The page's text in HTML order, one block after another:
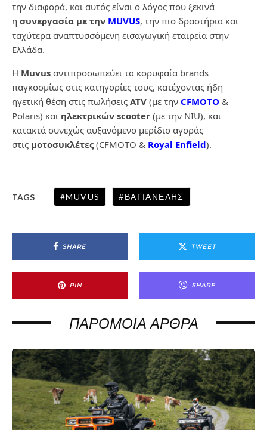
την διαφορά, και αυτός είναι ο λόγος που ξεκινά
η συνεργασία με την MUVUS, την πιο δραστήρια και
ταχύτερα αναπτυσσόμενη εισαγωγική εταιρεία στην
Ελλάδα.
Η Muvus αντιπροσωπεύει τα κορυφαία brands
παγκοσμίως στις κατηγορίες τους, κατέχοντας ήδη
ηγετική θέση στις πωλήσεις ATV (με την CFMOTO &
Polaris) και ηλεκτρικών scooter (με την NIU), και
κατακτά συνεχώς αυξανόμενο μερίδιο αγοράς
στις μοτοσυκλέτες(CFMOTO & Royal Enfield).
TAGS MUVUS ΒΑΓΙΑΝΕΛΗΣ
SHARE TWEET
PIN SHARE
ΠΑΡΌΜΟΙΑ ΆΡΘΡΑ